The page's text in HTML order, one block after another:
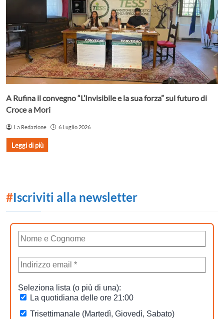
A Rufina il convegno “L’Invisibile e la sua forza” sul futuro di
Croce a Mori
La Redazione 6 Luglio 2026
Leggi di più
#Iscriviti alla newsletter